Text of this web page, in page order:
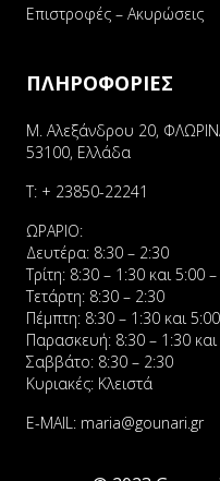
Επιστροφές – Ακυρώσεις
ΠΛΗΡΟΦΟΡΙΕΣ
Μ. Αλεξάνδρου 20,
53100, Ελλάδα
Τ: + 23850-22241
ΩΡΑΡΙΟ:
Δευτέρα: 8:30 – 2:30
Τρίτη: 8:30 – 1:30 και 5:00
Τετάρτη: 8:30 – 2:30
Πέμπτη: 8:30 – 1:30 και
Παρασκευή: 8:30 – 1:30
Σαββάτο: 8:30 – 2:30
Κυριακές: Κλειστά
E-MAIL: maria@gounari.gr